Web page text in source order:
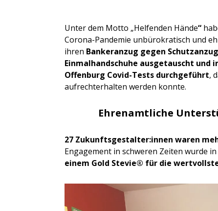
Unter dem Motto „Helfenden Hände“
Corona-Pandemie unbürokratisch und
ihren Bankeranzug gegen
Einmalhandschuhe ausgetauscht
Offenburg Covid-Tests durchgeführt,
aufrechterhalten werden konnte.
Ehrenamtliche
27 Zukunftsgestalter:innen waren
Engagement in schweren Zeiten wurde in
einem Gold Stevie® für die